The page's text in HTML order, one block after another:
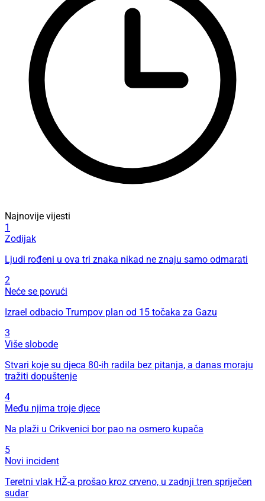
Najnovije vijesti
1
Zodijak
Ljudi rođeni u ova tri znaka nikad ne znaju samo odmarati
2
Neće se povući
Izrael odbacio Trumpov plan od 15 točaka za Gazu
3
Više slobode
Stvari koje su djeca 80-ih radila bez pitanja, a danas moraju
tražiti dopuštenje
4
Među njima troje djece
Na plaži u Crikvenici bor pao na osmero kupača
5
Novi incident
Teretni vlak HŽ-a prošao kroz crveno, u zadnji tren spriječen
sudar